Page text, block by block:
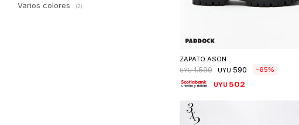
ZAPATO ASON
UYU 1.690 UYU 590 65
UYU 502
Varios colores (2)